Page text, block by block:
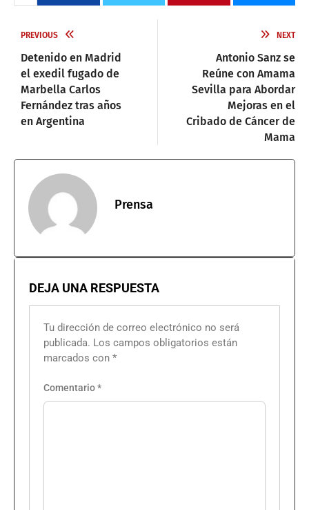
PREVIOUS
Detenido en Madrid
el exedil fugado de
Marbella Carlos
Fernández tras años
en Argentina
NEXT
Antonio Sanz se
Reúne con Amama
Sevilla para Abordar
Mejoras en el
Cribado de Cáncer de
Mama
Prensa
DEJA UNA RESPUESTA
Tu dirección de correo electrónico no será
publicada. Los campos obligatorios están
marcados con *
Comentario*